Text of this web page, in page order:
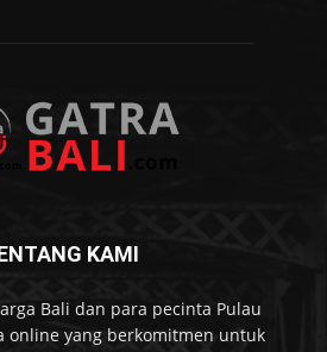
KAMI
Bali dan para pecinta Pulau
online yang berkomitmen untuk